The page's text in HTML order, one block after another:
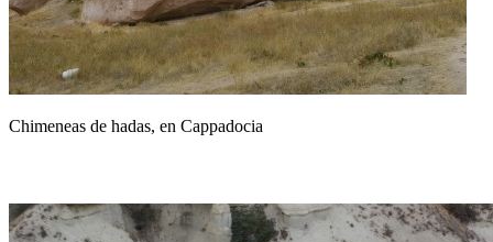
Chimeneas de hadas, en Cappadocia